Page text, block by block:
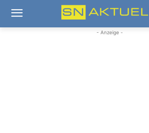
- Anzeige -